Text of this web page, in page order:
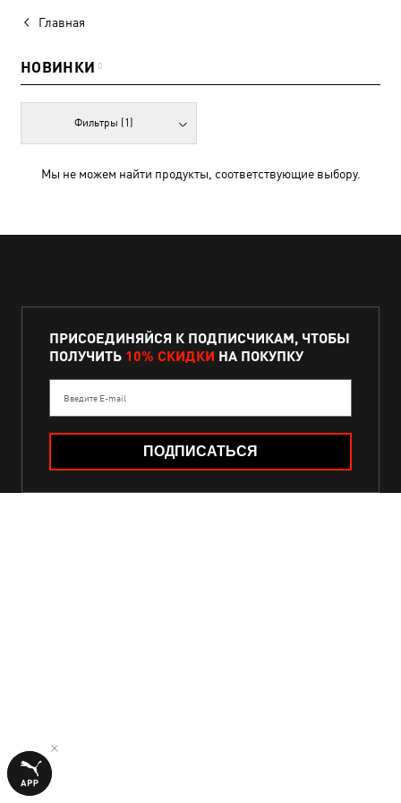
Главная
НОВИНКИ 0
Фильтры (1)
Мы не можем найти продукты, соответствующие выбору.
ПРИСОЕДИНЯЙСЯ К ПОДПИСЧИКАМ, ЧТОБЫ
ПОЛУЧИТЬ 10% СКИДКИ НА ПОКУПКУ
Введите E-mail
ПОДПИСАТЬСЯ